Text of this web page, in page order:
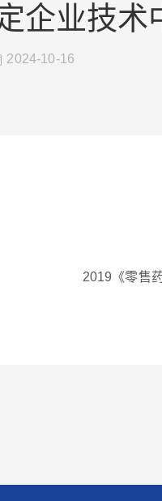
企业技术
2024-10-16
2019《零售